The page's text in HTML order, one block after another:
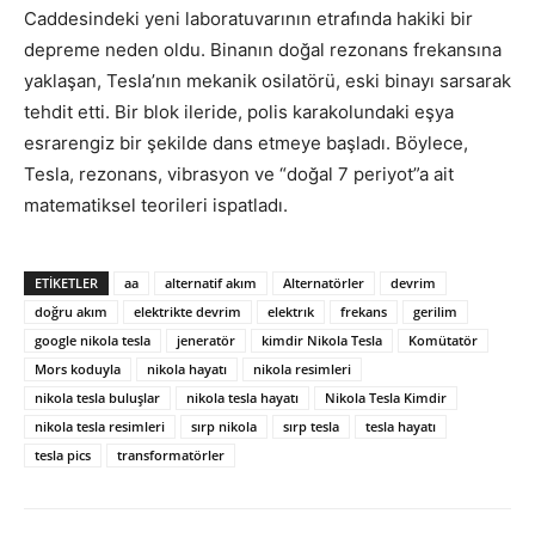
Caddesindeki yeni laboratuvarının etrafında hakiki bir
depreme neden oldu. Binanın doğal rezonans frekansına
yaklaşan, Tesla’nın mekanik osilatörü, eski binayı sarsarak
tehdit etti. Bir blok ileride, polis karakolundaki eşya
esrarengiz bir şekilde dans etmeye başladı. Böylece,
Tesla, rezonans, vibrasyon ve “doğal 7 periyot”a ait
matematiksel teorileri ispatladı.
ETIKETLER aa alternatif akım Alternatörler
devrim
doğru akım
elektrikte devrim elektrık frekans
gerilim
google nikola tesla
jeneratör kimdir Nikola Tesla
Komütatör
Mors koduyla
nikola hayatı
nikola resimleri
nikola tesla buluşlar
nikola tesla hayatı
Nikola Tesla Kimdir
nikola tesla resimleri
sırp nikola sırp tesla
tesla hayatı
tesla pics
transformatörler